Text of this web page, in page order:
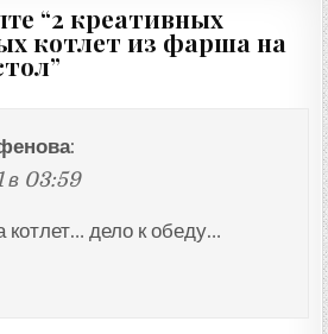
“2 креативных
котлет из фарша на
”
:
в 03:59
котлет… дело к обеду…